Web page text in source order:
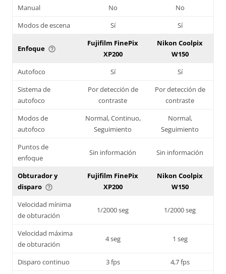
Manual No
No
Modos de escena
Sí Sí
Enfoque help_outline
Fujifilm FinePix
XP200
Nikon Coolpix
W150
Autofoco
Sí
Sí
Sistema de
autofoco
Por detección de
contraste
Por detección de
contraste
Modos de
autofoco
Normal, Continuo,
Seguimiento
Normal,
Seguimiento
Puntos de
enfoque
Sin información Sin información
Obturador y
disparo help_outline
Fujifilm FinePix
XP200
Nikon Coolpix
W150
Velocidad mínima
de obturación
1/2000 seg 1/2000 seg
Velocidad máxima
de obturación
4 seg 1 seg
Disparo continuo 3 fps
4,7 fps